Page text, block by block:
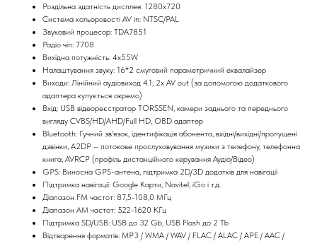
Роздільна здатність дисплея: 1280x720
Система кольоровості AV in: NTSC/PAL
Звуковий процесор: TDA7851
Радіо чіп: 7708
Вихідна потужність: 4х55W
Налаштування звуку: 16*2 смуговий параметричний еквалайзер
Виходи: Лінійний аудіовиход 4.1, 2x AV out (за допомогою додаткового
адаптера купується окремо)
Вхід: USB відеореєстратор TORSSEN, камери заднього та переднього
вигляду CVBS/HD/AHD/Full HD, OBD адаптер
Bluetooth: Гучний зв'язок, ідентифікація абонента, вхідні/вихідні/пропущені
дзвінки, A2DP – потокове прослуховування музики з телефону, телефонна
книга, AVRCP (профіль дистанційного керування Аудіо/Відео)
GPS: Виносна GPS-антена, підтримка 2D/3D додатків для навігації
Підтримка навігації: Google Карти, Navitel, iGo і т.д.
Діапазон FM частот: 87,5-108,0 МГц
Діапазон АМ частот: 522-1620 КГц
Підтримка SD/USB: USB до 32 Gb, USB Flash до 2 Tb
Відтворення форматів: MP3 / WMA / WAV / FLAC / ALAC / APE / AAC /